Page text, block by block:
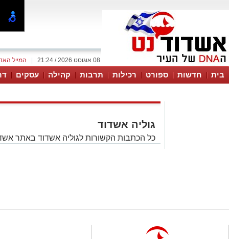
המייל 08 אוגוסט 2026 / 21:24
בית חדשות ספורט רכילות תרבות קהילה עסקים
גוליה אשדוד
כל הכתבות הקשורות לגוליה אשדוד באתר